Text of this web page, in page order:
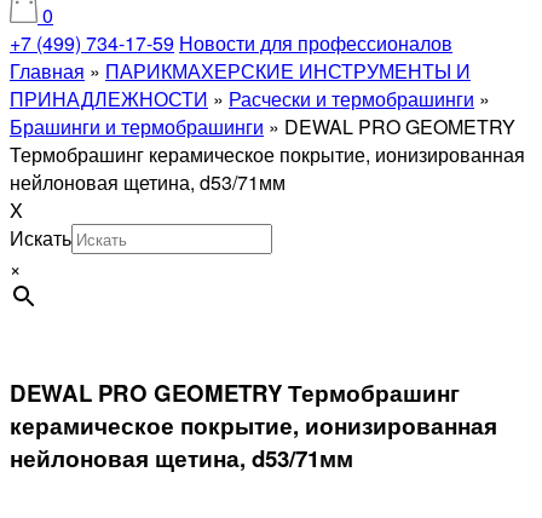
0
+7 (499) 734-17-59 Новости для профессионалов
Главная » ПАРИКМАХЕРСКИЕ ИНСТРУМЕНТЫ И
ПРИНАДЛЕЖНОСТИ » Расчески и термобрашинги »
Брашинги и термобрашинги » DEWAL PRO GEOMETRY
Термобрашинг керамическое покрытие, ионизированная
нейлоновая щетина, d53/71мм
X
Искать
×
DEWAL PRO GEOMETRY Термобрашинг
керамическое покрытие, ионизированная
нейлоновая щетина, d53/71мм